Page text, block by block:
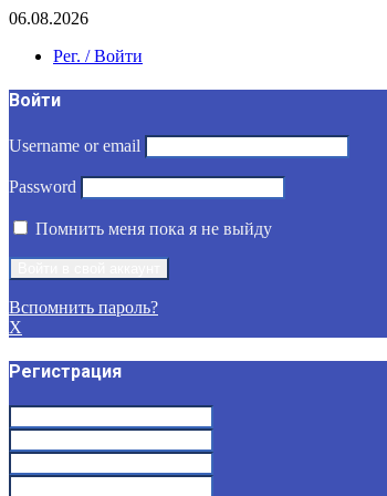
06.08.2026
Рег. / Войти
Войти
Username or email
Password
Помнить меня пока я не выйду
Вспомнить пароль?
X
Регистрация